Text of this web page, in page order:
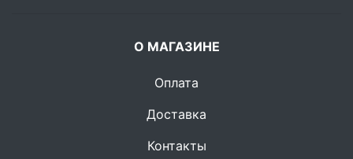
О МАГАЗИНЕ
Оплата
Доставка
Контакты